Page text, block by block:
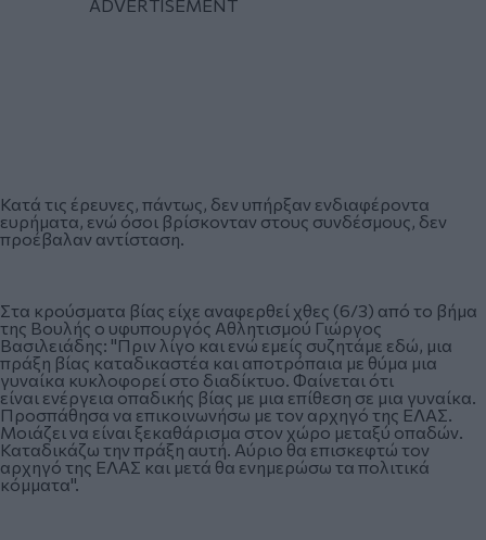
Κατά τις έρευνες, πάντως, δεν υπήρξαν ενδιαφέροντα
ευρήματα, ενώ όσοι βρίσκονταν στους συνδέσμους, δεν
προέβαλαν αντίσταση.
Στα κρούσματα βίας είχε αναφερθεί χθες (6/3) από το βήμα
της Βουλής ο υφυπουργός Αθλητισμού Γιώργος
Βασιλειάδης: "Πριν λίγο και ενώ εμείς συζητάμε εδώ, μια
πράξη βίας καταδικαστέα και αποτρόπαια με θύμα μια
γυναίκα κυκλοφορεί στο διαδίκτυο. Φαίνεται ότι
είναι ενέργεια οπαδικής βίας με μια επίθεση σε μια γυναίκα.
Προσπάθησα να επικοινωνήσω με τον αρχηγό της ΕΛΑΣ.
Μοιάζει να είναι ξεκαθάρισμα στον χώρο μεταξύ οπαδών.
Καταδικάζω την πράξη αυτή. Αύριο θα επισκεφτώ τον
αρχηγό της ΕΛΑΣ και μετά θα ενημερώσω τα πολιτικά
κόμματα".